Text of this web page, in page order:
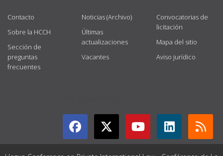
Contacto
Sobre la HCCH
Sección de
preguntas
frecuentes
Noticias (Archivo)
Últimas
actualizaciones
Vacantes
Convocatorias de
licitación
Mapa del sitio
Aviso jurídico